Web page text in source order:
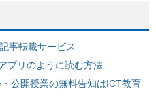
事転載サービス
プリのように読む方法
公開授業の無料告知はICT教育